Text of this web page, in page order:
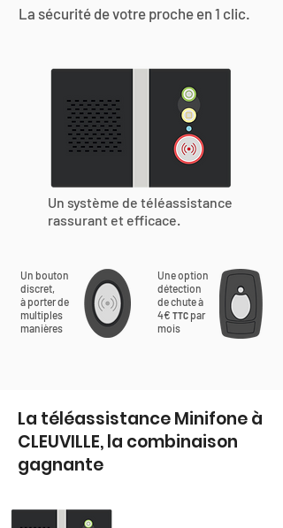
La sécurité de votre proche en 1 clic.
Un système de téléassistance
rassurant et efficace.
Un bouton
discret,
à porter de
multiples
manières
Une option
détection
de chute à
4€ TTC par
mois
La téléassistance Minifone à
CLEUVILLE, la combinaison
gagnante